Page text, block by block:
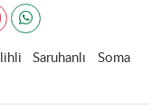
Saruhanlı
Soma